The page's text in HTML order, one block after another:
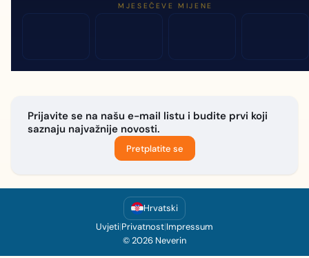
MJESEČEVE MIJENE
Prijavite se na našu e-mail listu i budite prvi koji
saznaju najvažnije novosti.
Pretplatite se
Hrvatski
Uvjeti|Privatnost|Impressum
© 2026 Neverin